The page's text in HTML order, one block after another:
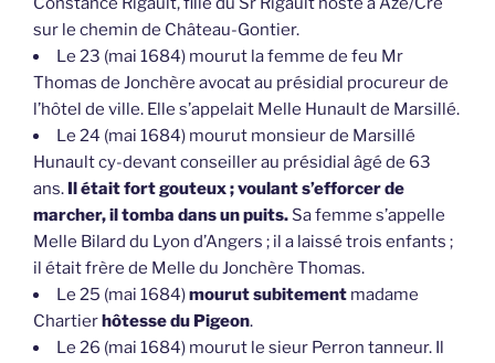
sur le chemin de Château-Gontier.
Le 23 (mai 1684) mourut la femme de feu Mr
Thomas de Jonchère avocat au présidial procureur de
l’hôtel de ville. Elle s’appelait Melle Hunault de Marsillé.
Le 24 (mai 1684) mourut monsieur de Marsillé
Hunault cy-devant conseiller au présidial âgé de 63
ans. Il était fort gouteux ; voulant s’efforcer de
marcher, il tomba dans un puits. Sa femme s’appelle
Melle Bilard du Lyon d’Angers ; il a laissé trois enfants ;
il était frère de Melle du Jonchère Thomas.
Le 25 (mai 1684)mourut subitement madame
Chartierhôtesse du Pigeon.
Le 26 (mai 1684) mourut le sieur Perron tanneur. Il